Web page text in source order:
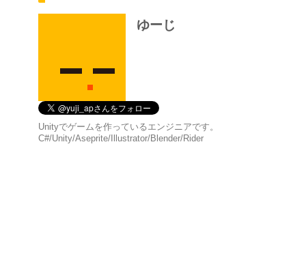
ゆーじ
Unityでゲームを作っているエンジニアです。
C#/Unity/Aseprite/Illustrator/Blender/Rider